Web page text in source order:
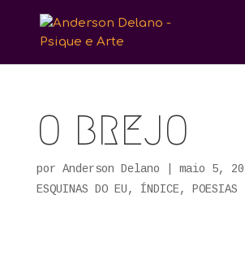
O BREJO
por Anderson Delano maio 5,
ESQUINAS DO EU, ÍNDICE, POESIAS